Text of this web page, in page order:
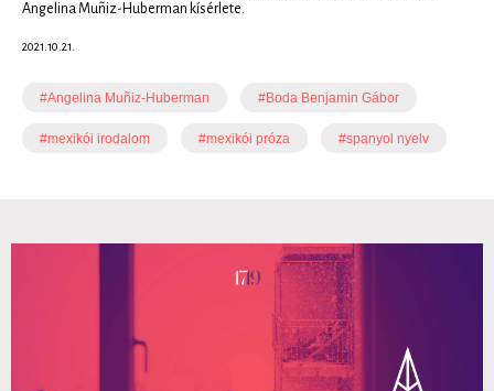
Angelina Muñiz-Huberman kísérlete.
2021.10.21.
#Angelina Muñiz-Huberman #Boda Benjamin Gábor
#mexikói irodalom #mexikói próza #spanyol nyelv